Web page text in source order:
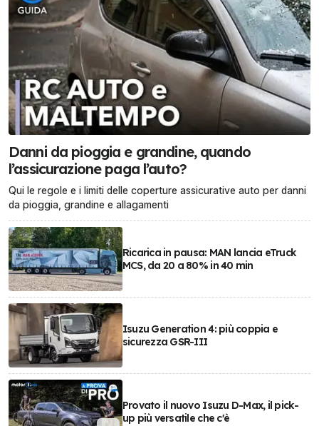
Danni da pioggia e grandine, quando
l’assicurazione paga l’auto?
Qui le regole e i limiti delle coperture assicurative auto per danni
da pioggia, grandine e allagamenti
Ricarica in pausa: MAN lancia eTruck
MCS, da 20 a 80% in 40 min
Isuzu Generation 4: più coppia e
sicurezza GSR-III
Provato il nuovo Isuzu D-Max, il pick-
up più versatile che c'è